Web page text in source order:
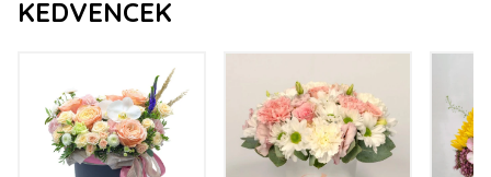
KEDVENCEK